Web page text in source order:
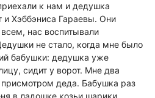
к нам и дедушка
Хэббэниса Гараевы. Они
нас воспитывали
не стало, когда мне было
бабушки: дедушка уже
сидит у ворот. Мне два
присмотром деда. Бабушка раз